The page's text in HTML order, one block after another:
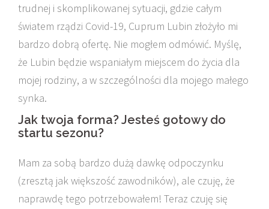
trudnej i skomplikowanej sytuacji, gdzie całym
światem rządzi Covid-19, Cuprum Lubin złożyło mi
bardzo dobrą ofertę. Nie mogłem odmówić. Myślę,
że Lubin będzie wspaniałym miejscem do życia dla
mojej rodziny, a w szczególności dla mojego małego
synka.
Jak twoja forma? Jesteś gotowy do
startu sezonu?
Mam za sobą bardzo dużą dawkę odpoczynku
(zresztą jak większość zawodników), ale czuję, że
naprawdę tego potrzebowałem! Teraz czuję się